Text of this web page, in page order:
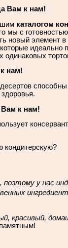
Вам к нам!
каталогом
мы с
новый элемент
одинаковых
нам!
Вам к нам!
у нас
красивый,